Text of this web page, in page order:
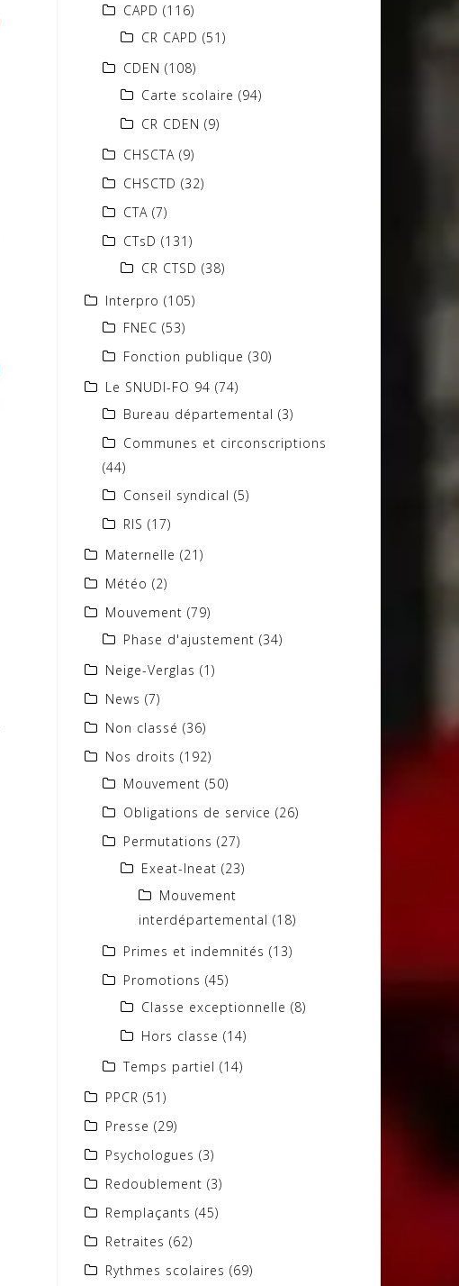
CAPD (116)
CR CAPD (51)
CDEN (108)
Carte scolaire (94)
CR CDEN (9)
CHSCTA (9)
CHSCTD (32)
CTA (7)
CTsD (131)
CR CTSD (38)
Interpro (105)
FNEC (53)
Fonction publique (30)
Le SNUDI-FO 94 (74)
Bureau départemental (3)
Communes et circonscriptions
(44)
Conseil syndical (5)
RIS (17)
Maternelle (21)
Météo (2)
Mouvement (79)
Phase d'ajustement (34)
Neige-Verglas (1)
News (7)
Non classé (36)
Nos droits (192)
Mouvement (50)
Obligations de service (26)
Permutations (27)
Exeat-Ineat (23)
Mouvement
interdépartemental (18)
Primes et indemnités (13)
Promotions (45)
Classe exceptionnelle (8)
Hors classe (14)
Temps partiel (14)
PPCR (51)
Presse (29)
Psychologues (3)
Redoublement (3)
Remplaçants (45)
Retraites (62)
Rythmes scolaires (69)